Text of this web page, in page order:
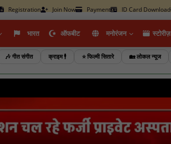
Registration Join Now Payment ID Card Download
भारत ऑफबीट मनोरंजन स्टोरीज़
🎶 गीत संगीत क्राइम 🕴️ ⭐ फिल्मी सितारे 🏡 लोकल न्यूज